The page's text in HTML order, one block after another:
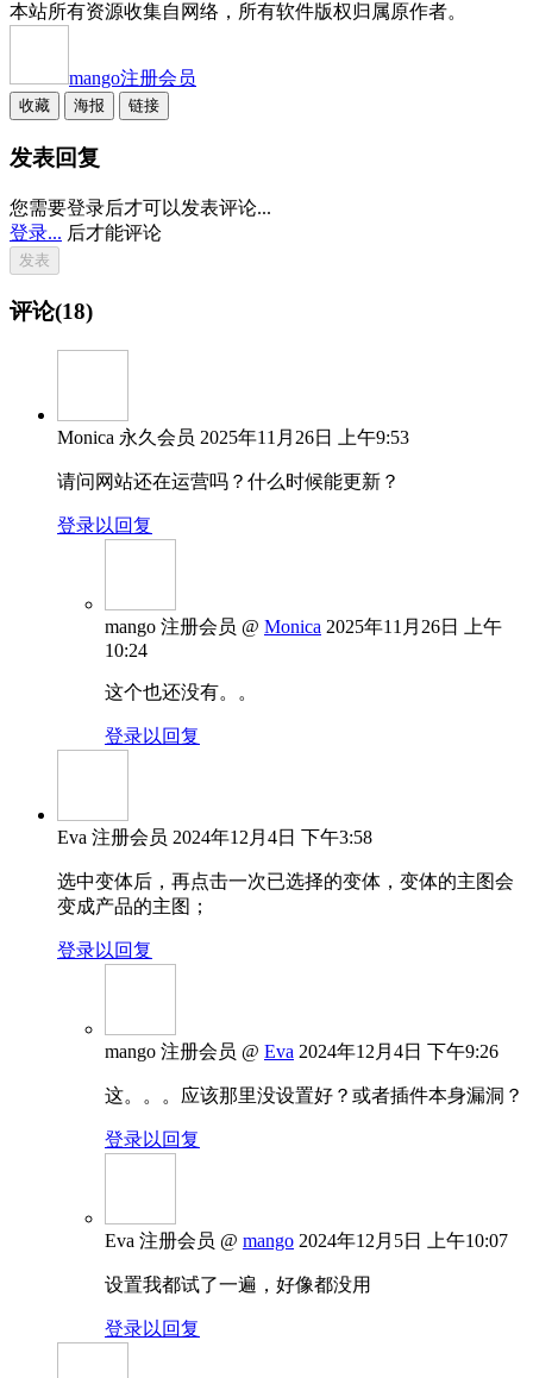
本站所有资源收集自网络，所有软件版权归属原作者。
mango注册会员
收藏 海报 链接
发表回复
您需要登录后才可以发表评论...
登录... 后才能评论
评论(18)
Monica 永久会员 2025年11月26日 上午9:53
请问网站还在运营吗？什么时候能更新？
登录以回复
mango 注册会员 @ Monica 2025年11月26日 上午
10:24
这个也还没有。。
登录以回复
Eva 注册会员 2024年12月4日 下午3:58
选中变体后，再点击一次已选择的变体，变体的主图会
变成产品的主图；
登录以回复
mango 注册会员 @ Eva 2024年12月4日 下午9:26
这。。。应该那里没设置好？或者插件本身漏洞？
登录以回复
Eva 注册会员 @ mango 2024年12月5日 上午10:07
设置我都试了一遍，好像都没用
登录以回复